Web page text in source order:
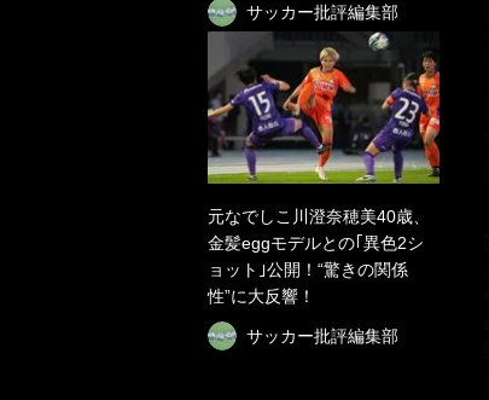
サッカー批評編集部
元なでしこ川澄奈穂美40歳、
金髪eggモデルとの｢異色2シ
ョット｣公開！“驚きの関係
性”に大反響！
サッカー批評編集部